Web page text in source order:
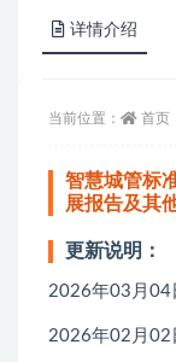
详情介绍
当前位置： 首页
智慧城管标
展报告及其
更新说明：
2026年03月04
2026年02月02